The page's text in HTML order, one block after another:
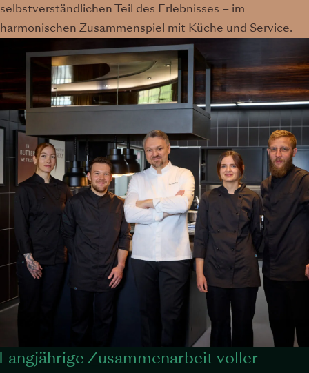
selbstverständlichen Teil des Erlebnisses – im
harmonischen Zusammenspiel mit Küche und Service.
Zusammenarbeit voller